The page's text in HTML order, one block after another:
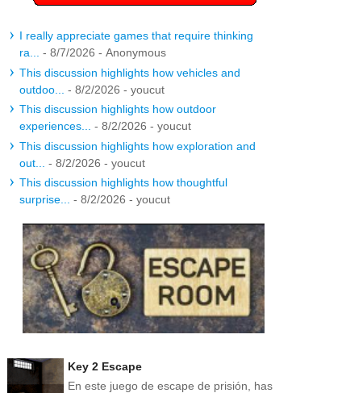
I really appreciate games that require thinking
ra...
- 8/7/2026 - Anonymous
This discussion highlights how vehicles and
outdoo...
- 8/2/2026 - youcut
This discussion highlights how outdoor
experiences...
- 8/2/2026 - youcut
This discussion highlights how exploration and
out...
- 8/2/2026 - youcut
This discussion highlights how thoughtful
surprise...
- 8/2/2026 - youcut
Key 2 Escape
En este juego de escape de prisión, has